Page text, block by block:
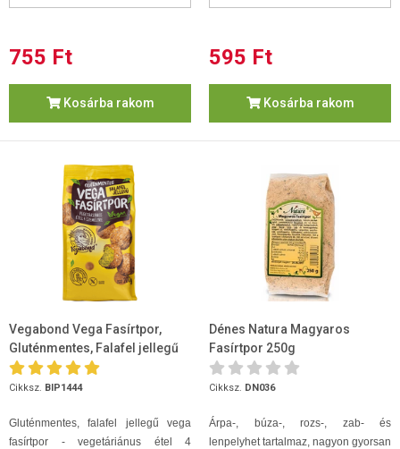
755 Ft
Kosárba rakom
595 Ft
Kosárba rakom
Vegabond Vega Fasírtpor,
Gluténmentes, Falafel jellegű
200g
Cikksz. BIP1444
Gluténmentes, falafel jellegű vega
fasírtpor - vegetáriánus étel 4
Dénes Natura Magyaros
Fasírtpor 250g
Cikksz. DN036
Árpa-, búza-, rozs-, zab- és
lenpelyhet tartalmaz, nagyon gyorsan